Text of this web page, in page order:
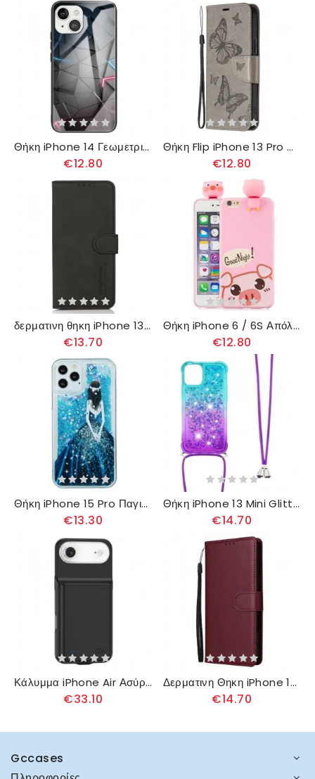
Θήκη iPhone 14 Γεωμετρικό Σκληρυμένο Γυαλί
€12.80
Θήκη Flip iPhone 13 Pro Max δερματινη θηκη Πεταλούδες Και Λοξό Πτερύγιο
€12.80
δερματινη θηκη iPhone 13 Pro Khazneh Fashion Leather Effect
€13.70
Θήκη iPhone 6 / 6S Απόλλων Ο Χοίρος 3d
€12.80
Θήκη iPhone 15 Pro Παγιέτες Μόδας
€13.30
Θήκη iPhone 13 Mini Glitter Και Κορδόνι Σιλικόνης
€14.70
Κάλυμμα iPhone Air Ασύρματη Φόρτιση 7000mah
€33.10
Δερματινη Θηκη iPhone 16 Απλό Δέρμα
€14.70
Gccases